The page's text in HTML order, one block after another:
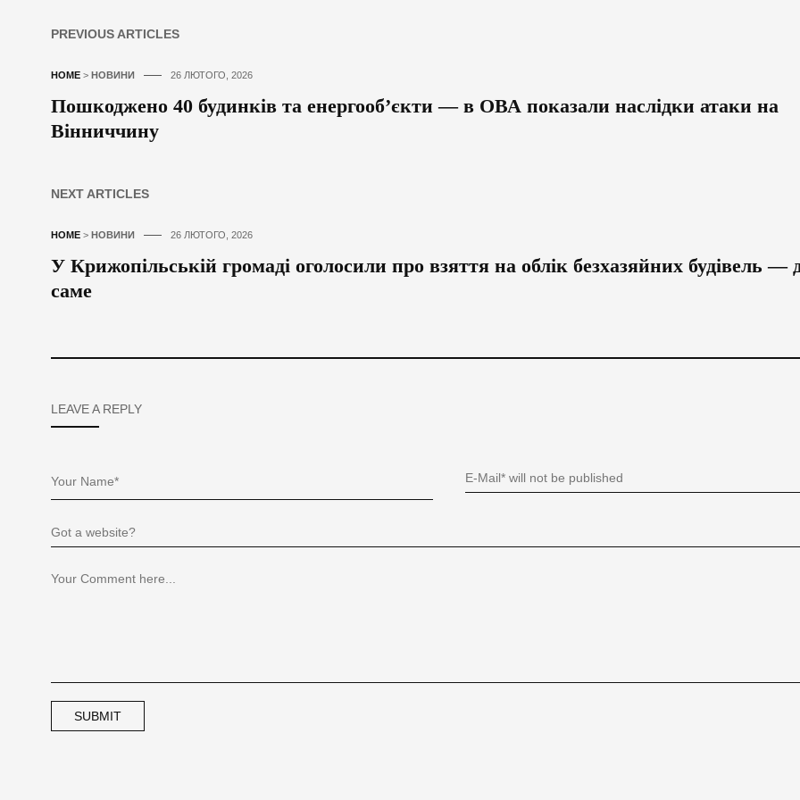
PREVIOUS ARTICLES
HOME > НОВИНИ 26 ЛЮТОГО, 2026
Пошкоджено 40 будинків та енергооб’єкти — в ОВА показали наслідки атаки на
Вінниччину
NEXT ARTICLES
HOME > НОВИНИ 26 ЛЮТОГО, 2026
У Крижопільській громаді оголосили про взяття на облік безхазяйних будівель —
саме
LEAVE A REPLY